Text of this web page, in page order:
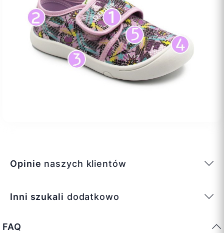
Opinie naszych klientów
Inni szukali dodatkowo
FAQ